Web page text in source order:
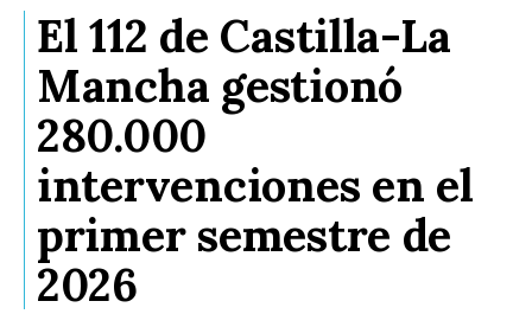
El 112 de Castilla-La
Mancha gestionó
280.000
intervenciones en el
primer semestre de
2026